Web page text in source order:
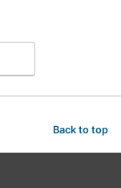
Back to top